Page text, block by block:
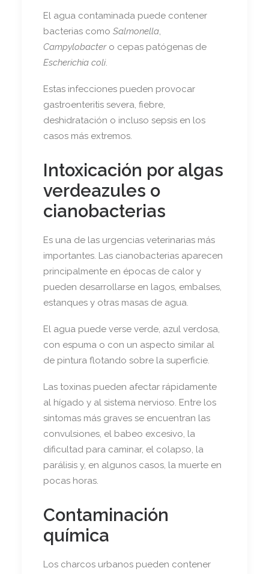
El agua contaminada puede contener
bacterias como Salmonella,
Campylobactero cepas patógenas de
Escherichia coli.
Estas infecciones pueden provocar
gastroenteritis severa, fiebre,
deshidratación o incluso sepsis en los
casos más extremos.
Intoxicación por algas
verdeazules o
cianobacterias
Es una de las urgencias veterinarias más
importantes. Las cianobacterias aparecen
principalmente en épocas de calor y
pueden desarrollarse en lagos, embalses,
estanques y otras masas de agua.
El agua puede verse verde, azul verdosa,
con espuma o con un aspecto similar al
de pintura flotando sobre la superficie.
Las toxinas pueden afectar rápidamente
al hígado y al sistema nervioso. Entre los
síntomas más graves se encuentran las
convulsiones, el babeo excesivo, la
dificultad para caminar, el colapso, la
parálisis y, en algunos casos, la muerte en
pocas horas.
Contaminación
química
Los charcos urbanos pueden contener